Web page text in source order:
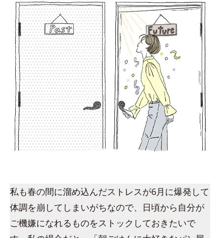
私も春の間に溜め込んだストレスが6月に爆発して
体調を崩してしまいがちなので、日頃から自分が
ご機嫌になれるものをストックしておきたいで